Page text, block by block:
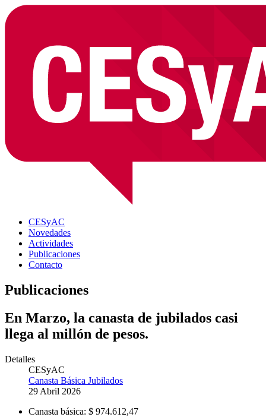
CESyAC
Novedades
Actividades
Publicaciones
Contacto
Publicaciones
En Marzo, la canasta de jubilados casi
llega al millón de pesos.
Detalles
CESyAC
Canasta Básica Jubilados
29 Abril 2026
Canasta básica: $ 974.612,47